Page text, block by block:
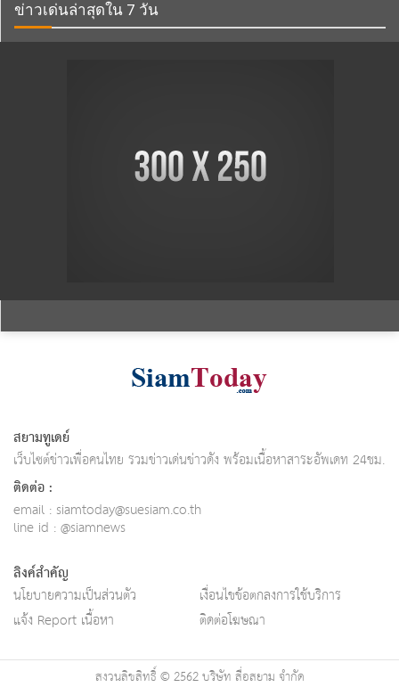
ข่าวเด่นล่าสุดใน 7 วัน
สยามทูเดย์
เว็บไซต์ข่าวเพื่อคนไทย รวมข่าวเด่นข่าวดัง พร้อมเนื้อหาสาระอัพเดท 24ชม.
ติดต่อ :
email : siamtoday@suesiam.co.th
line id : @siamnews
ลิงค์สำคัญ
นโยบายความเป็นส่วนตัว
เงื่อนไขข้อตกลงการใช้บริการ
แจ้ง Report เนื้อหา
ติดต่อโฆษณา
สงวนลิขสิทธิ์ © 2562 บริษัท สื่อสยาม จำกัด